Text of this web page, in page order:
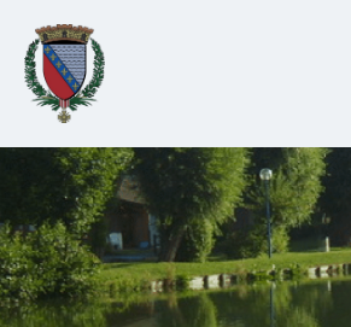
principal